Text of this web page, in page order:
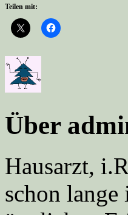
Teilen mit:
Über
Hausarzt,
schon